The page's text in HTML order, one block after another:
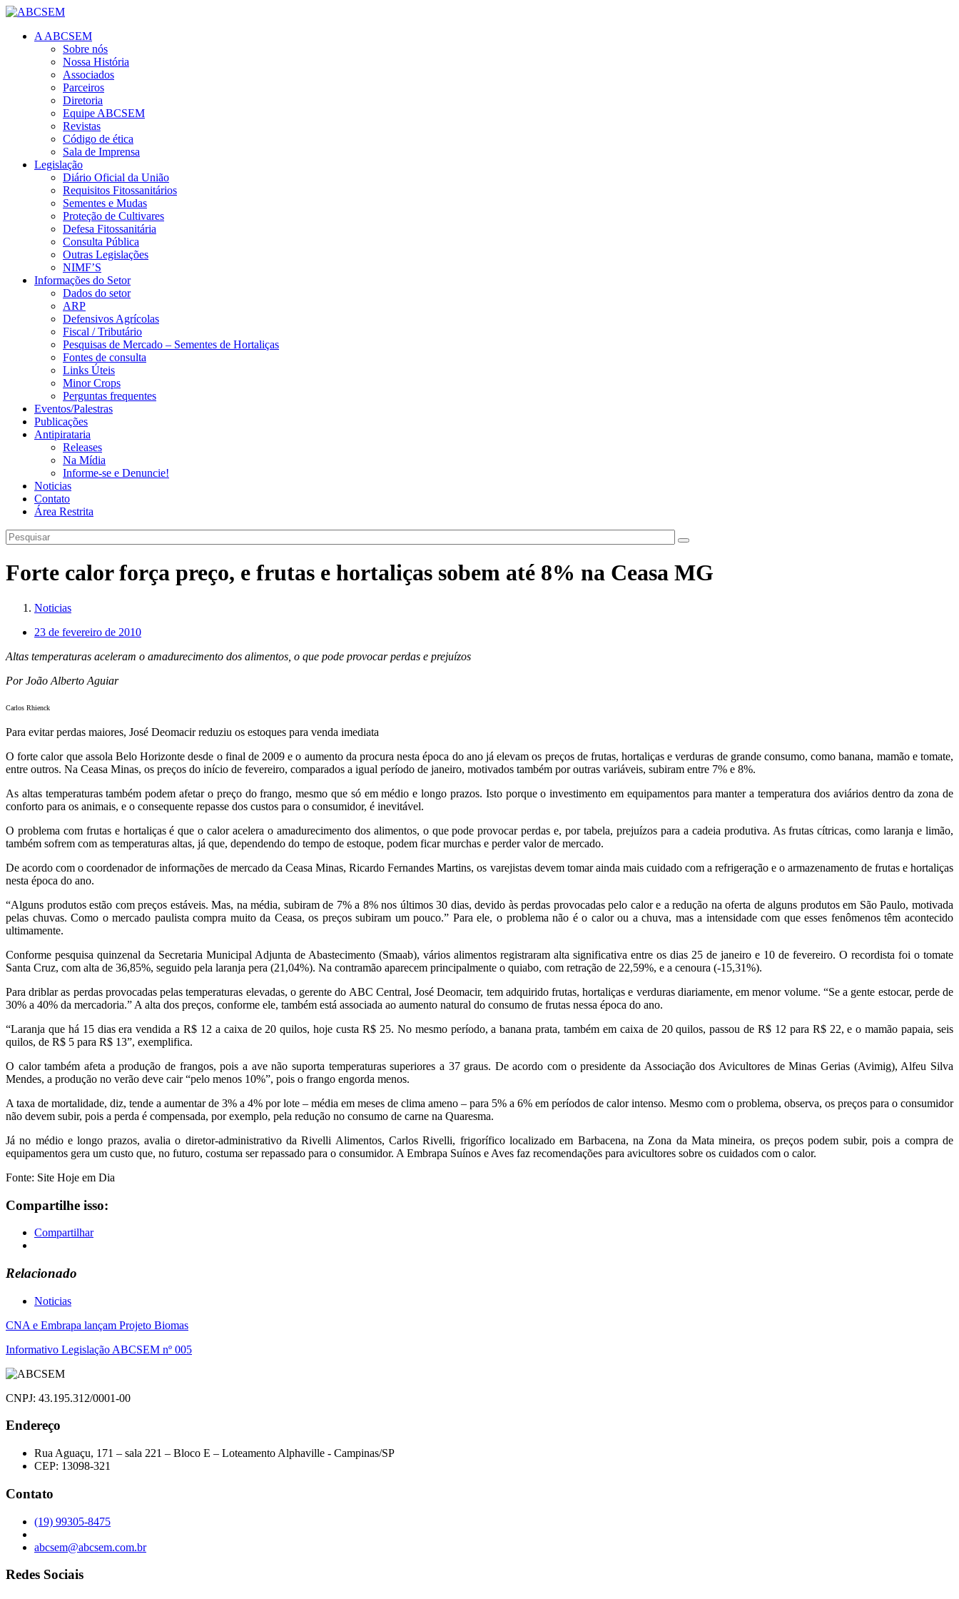
A ABCSEM
Sobre nós
Nossa História
Associados
Parceiros
Diretoria
Equipe ABCSEM
Revistas
Código de ética
Sala de Imprensa
Legislação
Diário Oficial da União
Requisitos Fitossanitários
Sementes e Mudas
Proteção de Cultivares
Defesa Fitossanitária
Consulta Pública
Outras Legislações
NIMF’S
Informações do Setor
Dados do setor
ARP
Defensivos Agrícolas
Fiscal / Tributário
Pesquisas de Mercado – Sementes de Hortaliças
Fontes de consulta
Links Úteis
Minor Crops
Perguntas frequentes
Eventos/Palestras
Publicações
Antipirataria
Releases
Na Mídia
Informe-se e Denuncie!
Noticias
Contato
Área Restrita
Forte calor força preço, e frutas e hortaliças sobem até 8% na Ceasa MG
Noticias
23 de fevereiro de 2010
Altas temperaturas aceleram o amadurecimento dos alimentos, o que pode provocar perdas e prejuízos
Por João Alberto Aguiar
Carlos Rhienck
Para evitar perdas maiores, José Deomacir reduziu os estoques para venda imediata
O forte calor que assola Belo Horizonte desde o final de 2009 e o aumento da procura nesta época do ano já elevam os preços de frutas, hortaliças e verduras de grande consumo, como banana, mamão e tomate,
entre outros. Na Ceasa Minas, os preços do início de fevereiro, comparados a igual período de janeiro, motivados também por outras variáveis, subiram entre 7% e 8%.
As altas temperaturas também podem afetar o preço do frango, mesmo que só em médio e longo prazos. Isto porque o investimento em equipamentos para manter a temperatura dos aviários dentro da zona de
conforto para os animais, e o consequente repasse dos custos para o consumidor, é inevitável.
O problema com frutas e hortaliças é que o calor acelera o amadurecimento dos alimentos, o que pode provocar perdas e, por tabela, prejuízos para a cadeia produtiva. As frutas cítricas, como laranja e limão,
também sofrem com as temperaturas altas, já que, dependendo do tempo de estoque, podem ficar murchas e perder valor de mercado.
De acordo com o coordenador de informações de mercado da Ceasa Minas, Ricardo Fernandes Martins, os varejistas devem tomar ainda mais cuidado com a refrigeração e o armazenamento de frutas e hortaliças
nesta época do ano.
“Alguns produtos estão com preços estáveis. Mas, na média, subiram de 7% a 8% nos últimos 30 dias, devido às perdas provocadas pelo calor e a redução na oferta de alguns produtos em São Paulo, motivada
pelas chuvas. Como o mercado paulista compra muito da Ceasa, os preços subiram um pouco.” Para ele, o problema não é o calor ou a chuva, mas a intensidade com que esses fenômenos têm acontecido
ultimamente.
Conforme pesquisa quinzenal da Secretaria Municipal Adjunta de Abastecimento (Smaab), vários alimentos registraram alta significativa entre os dias 25 de janeiro e 10 de fevereiro. O recordista foi o tomate
Santa Cruz, com alta de 36,85%, seguido pela laranja pera (21,04%). Na contramão aparecem principalmente o quiabo, com retração de 22,59%, e a cenoura (-15,31%).
Para driblar as perdas provocadas pelas temperaturas elevadas, o gerente do ABC Central, José Deomacir, tem adquirido frutas, hortaliças e verduras diariamente, em menor volume. “Se a gente estocar, perde de
30% a 40% da mercadoria.” A alta dos preços, conforme ele, também está associada ao aumento natural do consumo de frutas nessa época do ano.
“Laranja que há 15 dias era vendida a R$ 12 a caixa de 20 quilos, hoje custa R$ 25. No mesmo período, a banana prata, também em caixa de 20 quilos, passou de R$ 12 para R$ 22, e o mamão papaia, seis
quilos, de R$ 5 para R$ 13”, exemplifica.
O calor também afeta a produção de frangos, pois a ave não suporta temperaturas superiores a 37 graus. De acordo com o presidente da Associação dos Avicultores de Minas Gerias (Avimig), Alfeu Silva
Mendes, a produção no verão deve cair “pelo menos 10%”, pois o frango engorda menos.
A taxa de mortalidade, diz, tende a aumentar de 3% a 4% por lote – média em meses de clima ameno – para 5% a 6% em períodos de calor intenso. Mesmo com o problema, observa, os preços para o consumidor
não devem subir, pois a perda é compensada, por exemplo, pela redução no consumo de carne na Quaresma.
Já no médio e longo prazos, avalia o diretor-administrativo da Rivelli Alimentos, Carlos Rivelli, frigorífico localizado em Barbacena, na Zona da Mata mineira, os preços podem subir, pois a compra de
equipamentos gera um custo que, no futuro, costuma ser repassado para o consumidor. A Embrapa Suínos e Aves faz recomendações para avicultores sobre os cuidados com o calor.
Fonte: Site Hoje em Dia
Compartilhe isso:
Compartilhar
Relacionado
Noticias
Navegação
de
Post
CNA e Embrapa lançam Projeto Biomas
Informativo Legislação ABCSEM nº 005
CNPJ: 43.195.312/0001-00
Endereço
Rua Aguaçu, 171 – sala 221 – Bloco E – Loteamento Alphaville - Campinas/SP
CEP: 13098-321
Contato
(19) 99305-8475
abcsem@abcsem.com.br
Redes Sociais